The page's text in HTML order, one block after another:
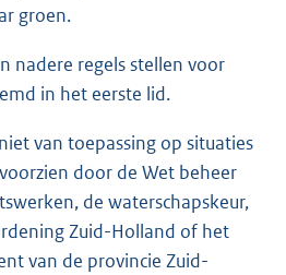
groen.
nadere regels stellen voor
in het eerste lid.
van toepassing op situaties
door de Wet beheer
de waterschapskeur,
Zuid-Holland of het
van de provincie Zuid-